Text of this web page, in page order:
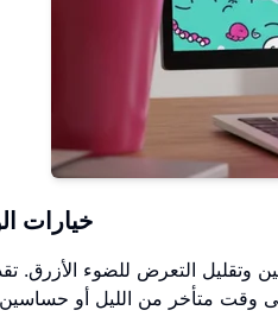
خيارات
وتقليل التعرض للضوء الأزرق.